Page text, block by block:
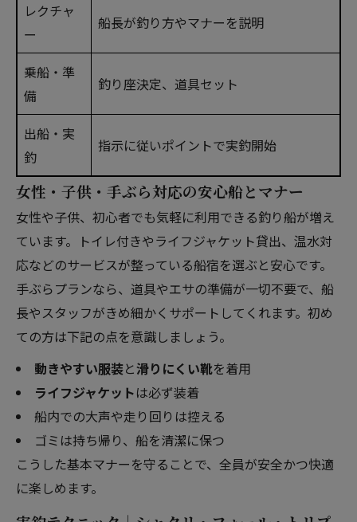
レクチャ
ー
船長が釣り方やマナーを説明
乗船・準
備
釣り座決定、道具セット
出船・実
釣
指示に従いポイントで実釣開始
女性・子供・手ぶら対応の安心船とマナー
女性や子供、初心者でも気軽に利用できる釣り船が増え
ています。トイレ付きやライフジャケット貸出、温水対
応などのサービスが整っている船宿を選ぶと安心です。
手ぶらプランなら、道具やエサの準備が一切不要で、船
長やスタッフがきめ細かくサポートしてくれます。初め
ての方は下記の点を意識しましょう。
動きやすい服装と滑りにくい靴を着用
ライフジャケットは必ず装着
船内での大声や走り回りは控える
ゴミは持ち帰り、船を清潔に保つ
こうした基本マナーを守ることで、全員が安全かつ快適
に楽しめます。